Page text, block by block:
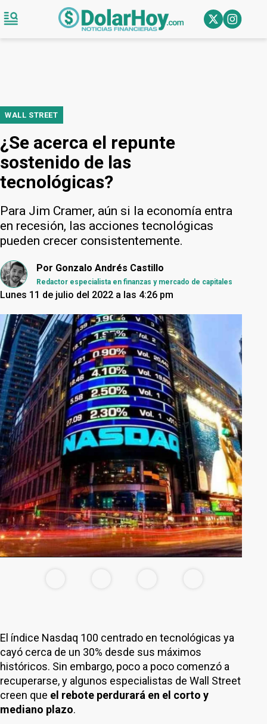
WALL STREET
¿Se acerca el repunte
sostenido de las
tecnológicas?
Para Jim Cramer, aún si la economía entra
en recesión, las acciones tecnológicas
pueden crecer consistentemente.
Por Gonzalo Andrés Castillo
Redactor especialista en finanzas y mercado de capitales
Lunes 11 de julio del 2022 a las 4:26 pm
El índice Nasdaq 100 centrado en tecnológicas ya
cayó cerca de un 30% desde sus máximos
históricos. Sin embargo, poco a poco comenzó a
recuperarse, y algunos especialistas de Wall Street
creen que el rebote perdurará en el corto y
mediano plazo.